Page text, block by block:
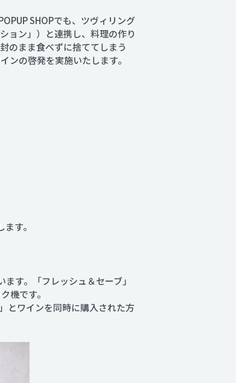
SHOPでも、ツヴィリング
ョン」）と連携し、料理の作り
のまま食べずに捨ててしまう
ンの啓発を実施いたします。
す。
す。「フレッシュ＆セーブ」
機です。
とワインを同時に購入された方